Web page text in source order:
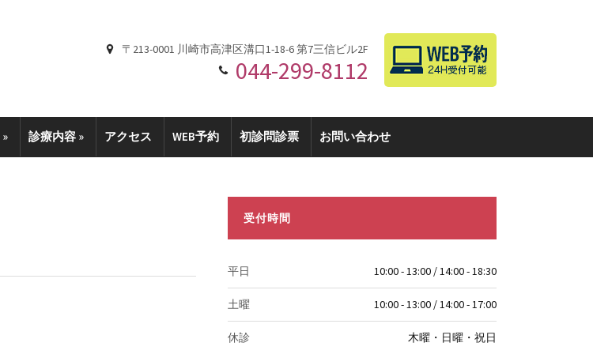
〒213-0001 川崎市高津区溝口1-18-6 第7三信ビル2F
044-299-8112
» 診療内容 » アクセス WEB予約 初診問診票 お問い合わせ
受付時間
平日 10:00 - 13:00 / 14:00 - 18:30
土曜 10:00 - 13:00 / 14:00 - 17:00
休診 木曜・日曜・祝日